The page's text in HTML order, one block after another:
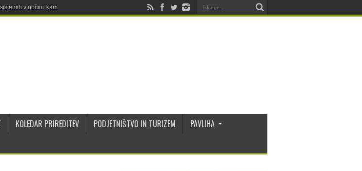
v občini Kamnik
KOLEDAR PRIREDITEV PODJETNIŠTVO IN TURIZEM
PAVLIHA